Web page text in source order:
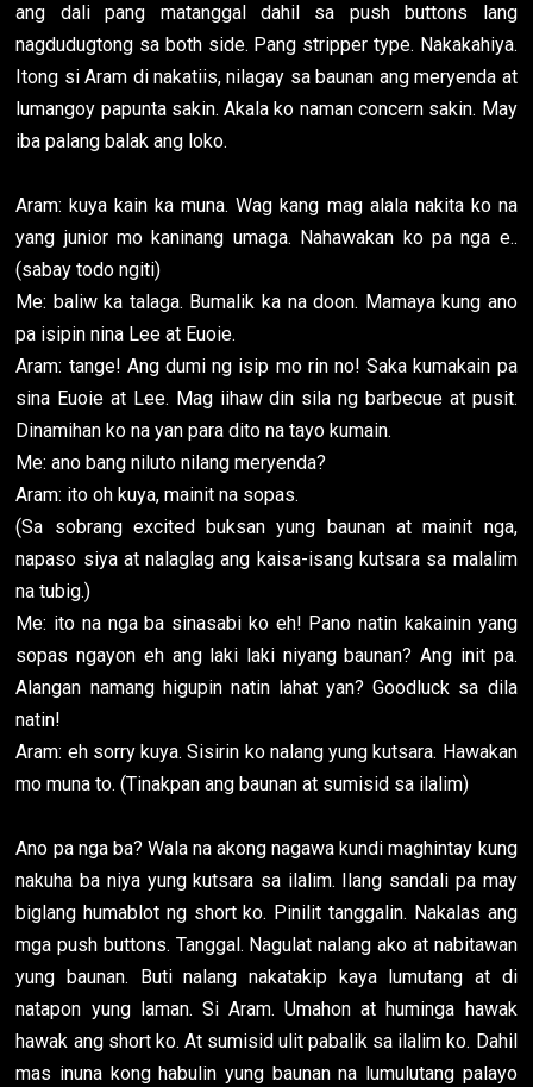
ang dali pang matanggal dahil sa push buttons lang
nagdudugtong sa both side. Pang stripper type. Nakakahiya.
Itong si Aram di nakatiis, nilagay sa baunan ang meryenda at
lumangoy papunta sakin. Akala ko naman concern sakin. May
iba palang balak ang loko.
Aram: kuya kain ka muna. Wag kang mag alala nakita ko na
yang junior mo kaninang umaga. Nahawakan ko pa nga e..
(sabay todo ngiti)
Me: baliw ka talaga. Bumalik ka na doon. Mamaya kung ano
pa isipin nina Lee at Euoie.
Aram: tange! Ang dumi ng isip mo rin no! Saka kumakain pa
sina Euoie at Lee. Mag iihaw din sila ng barbecue at pusit.
Dinamihan ko na yan para dito na tayo kumain.
Me: ano bang niluto nilang meryenda?
Aram: ito oh kuya, mainit na sopas.
(Sa sobrang excited buksan yung baunan at mainit nga,
napaso siya at nalaglag ang kaisa-isang kutsara sa malalim
na tubig.)
Me: ito na nga ba sinasabi ko eh! Pano natin kakainin yang
sopas ngayon eh ang laki laki niyang baunan? Ang init pa.
Alangan namang higupin natin lahat yan? Goodluck sa dila
natin!
Aram: eh sorry kuya. Sisirin ko nalang yung kutsara. Hawakan
mo muna to. (Tinakpan ang baunan at sumisid sa ilalim)
Ano pa nga ba? Wala na akong nagawa kundi maghintay kung
nakuha ba niya yung kutsara sa ilalim. Ilang sandali pa may
biglang humablot ng short ko. Pinilit tanggalin. Nakalas ang
mga push buttons. Tanggal. Nagulat nalang ako at nabitawan
yung baunan. Buti nalang nakatakip kaya lumutang at di
natapon yung laman. Si Aram. Umahon at huminga hawak
hawak ang short ko. At sumisid ulit pabalik sa ilalim ko. Dahil
mas inuna kong habulin yung baunan na lumulutang palayo